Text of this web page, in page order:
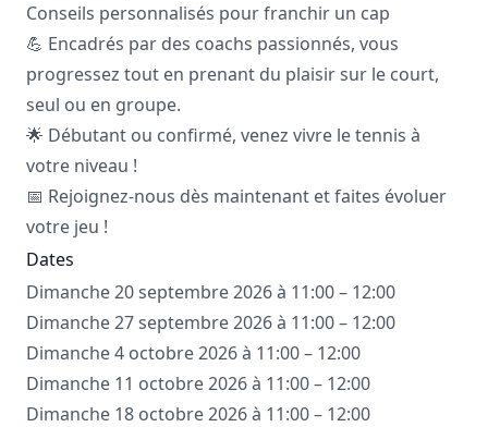
Conseils personnalisés pour franchir un cap
💪 Encadrés par des coachs passionnés, vous
progressez tout en prenant du plaisir sur le court,
seul ou en groupe.
🌟 Débutant ou confirmé, venez vivre le tennis à
votre niveau !
📅 Rejoignez-nous dès maintenant et faites évoluer
votre jeu !
Dates
Dimanche 20 septembre 2026 à 11:00 – 12:00
Dimanche 27 septembre 2026 à 11:00 – 12:00
Dimanche 4 octobre 2026 à 11:00 – 12:00
Dimanche 11 octobre 2026 à 11:00 – 12:00
Dimanche 18 octobre 2026 à 11:00 – 12:00